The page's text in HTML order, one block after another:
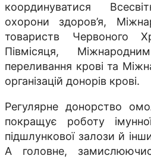
координуватися
охорони здоров’я,
товариств Червоного
Півмісяця,
переливання крові та
організацій донорів крові.
Регулярне донорство
покращує роботу
підшлункової залози й
А головне,